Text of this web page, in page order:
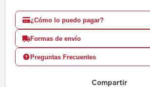
¿Cómo lo puedo pagar?
Formas de envío
Preguntas Frecuentes
Compartir